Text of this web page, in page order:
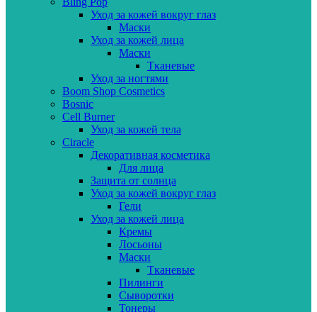
Уход за кожей вокруг глаз
Маски
Уход за кожей лица
Маски
Тканевые
Уход за ногтями
Boom Shop Cosmetics
Bosnic
Cell Burner
Уход за кожей тела
Ciracle
Декоративная косметика
Для лица
Защита от солнца
Уход за кожей вокруг глаз
Гели
Уход за кожей лица
Кремы
Лосьоны
Маски
Тканевые
Пилинги
Сыворотки
Тонеры